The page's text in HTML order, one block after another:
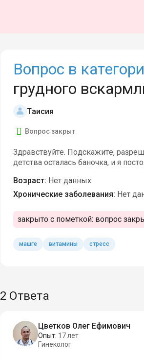
Вопрос в
грудного
Таисия
Вопрос закрыт
Здравствуйте. Подскажите,
детства осталась баночка, и я
Возраст: Нет данных
Хронические заболевания: Нет
закрыто с пометкой: вопрос
машге витамины стресс
2 Ответа
Цветков Олег Ефимович
Опыт: 17 лет
Гинеколог